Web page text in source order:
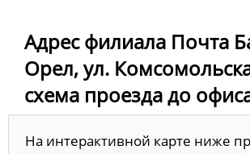
Адрес филиала Почта
Орел, ул.
схема проезда до
На интерактивной карте ниже